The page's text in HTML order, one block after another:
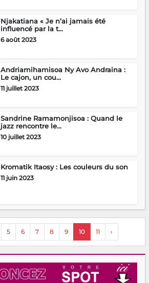
Njakatiana « Je n’ai jamais été
influencé par la t...
6 août 2023
Andriamihamisoa Ny Avo Andraina :
Le cajon, un cou...
11 juillet 2023
Sandrine Ramamonjisoa : Quand le
jazz rencontre le...
10 juillet 2023
Kromatik Itaosy : Les couleurs du son
11 juin 2023
5 6 7 8 9 10 11 ›